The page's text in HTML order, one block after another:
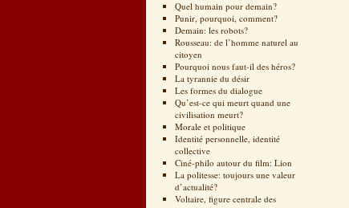
Quel humain pour demain?
Punir, pourquoi, comment?
Demain: les robots?
Rousseau: de l’homme naturel au
citoyen
Pourquoi nous faut-il des héros?
La tyrannie du désir
Les formes du dialogue
Qu’est-ce qui meurt quand une
civilisation meurt?
Morale et politique
Identité personnelle, identité
collective
Ciné-philo autour du film: Lion
La politesse: toujours une valeur
d’actualité?
Voltaire, figure centrale des